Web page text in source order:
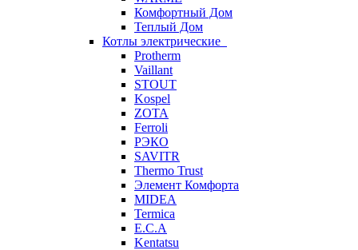
Комфортный Дом
Теплый Дом
Котлы электрические
Protherm
Vaillant
STOUT
Kospel
ZOTA
Ferroli
РЭКО
SAVITR
Thermo Trust
Элемент Комфорта
MIDEA
Termica
E.C.A
Kentatsu